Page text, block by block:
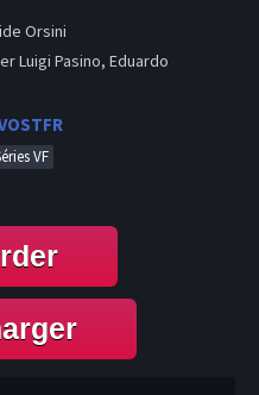
Orsini
Luigi Pasino, Eduardo
VF